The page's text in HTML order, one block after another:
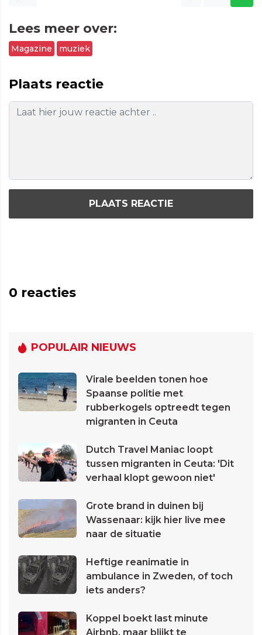
Lees meer over:
Magazine muziek
Plaats reactie
PLAATS REACTIE
0 reacties
POPULAIR NIEUWS
Virale beelden tonen hoe
Spaanse politie met
rubberkogels optreedt tegen
migranten in Ceuta
Dutch Travel Maniac loopt
tussen migranten in Ceuta: 'Dit
verhaal klopt gewoon niet'
Grote brand in duinen bij
Wassenaar: kijk hier live mee
naar de situatie
Heftige reanimatie in
ambulance in Zweden, of toch
iets anders?
Koppel boekt last minute
Airbnb, maar blijkt te